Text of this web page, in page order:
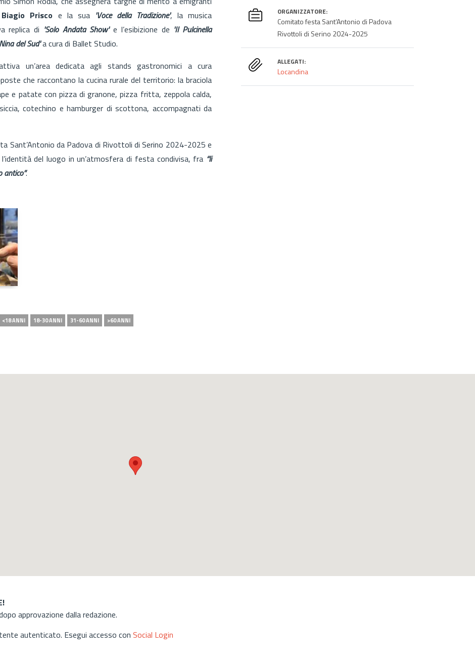
Biagio Prisco e la sua'Voce della Tradizione', la musica
replica di 'Solo Andata Show'e l’esibizione de 'Il Pulcinella
del Sud'a cura di Ballet Studio.
un’area dedicata agli stands gastronomici a cura
che raccontano la cucina rurale del territorio: la braciola
e patate con pizza di granone, pizza fritta, zeppola calda,
cotechino e hamburger di scottona, accompagnati da
Sant’Antonio da Padova di Rivottoli di Serino 2024-2025 e
del luogo in un’atmosfera di festa condivisa, fra “li
antico”.
<18 ANNI 18-30 ANNI 31-60 ANNI >60 ANNI
ORGANIZZATORE:
Comitato festa Sant’Antonio di Padova
Rivottoli di Serino 2024-2025
ALLEGATI:
Locandina
approvazione dalla redazione.
autenticato. Esegui accesso con Social Login